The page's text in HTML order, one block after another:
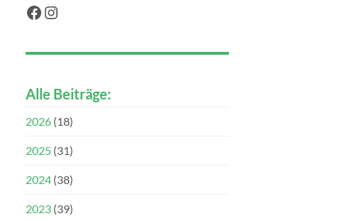
Facebook
Instagram
Alle Beiträge:
2026 (18)
2025 (31)
2024 (38)
2023 (39)